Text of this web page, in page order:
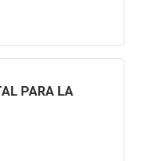
PARA LA